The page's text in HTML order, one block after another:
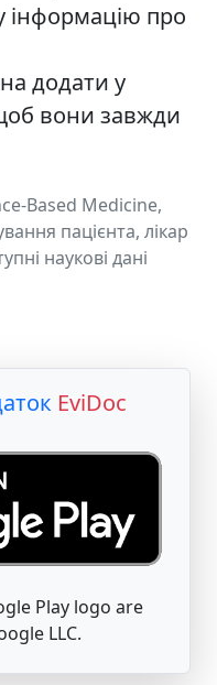
інформацію про
додати у
вони завжди
Based Medicine,
пацієнта, лікар
наукові дані
EviDoc
Play logo are
LLC.